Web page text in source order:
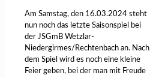
Am Samstag, den 16.03.2024 steht
nun noch das letzte Saisonspiel bei
der JSGmB Wetzlar-
Niedergirmes/Rechtenbach an. Nach
dem Spiel wird es noch eine kleine
Feier geben, bei der man mit Freude